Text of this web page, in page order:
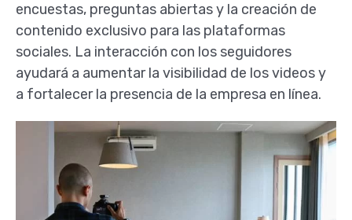
encuestas, preguntas abiertas y la creación de
contenido exclusivo para las plataformas
sociales. La interacción con los seguidores
ayudará a aumentar la visibilidad de los videos y
a fortalecer la presencia de la empresa en línea.